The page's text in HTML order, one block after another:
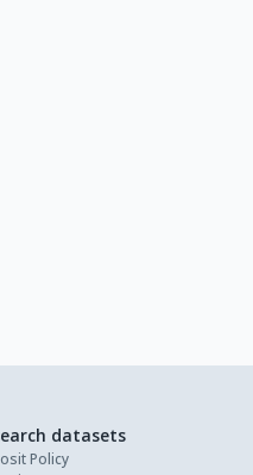
datasets
Policy